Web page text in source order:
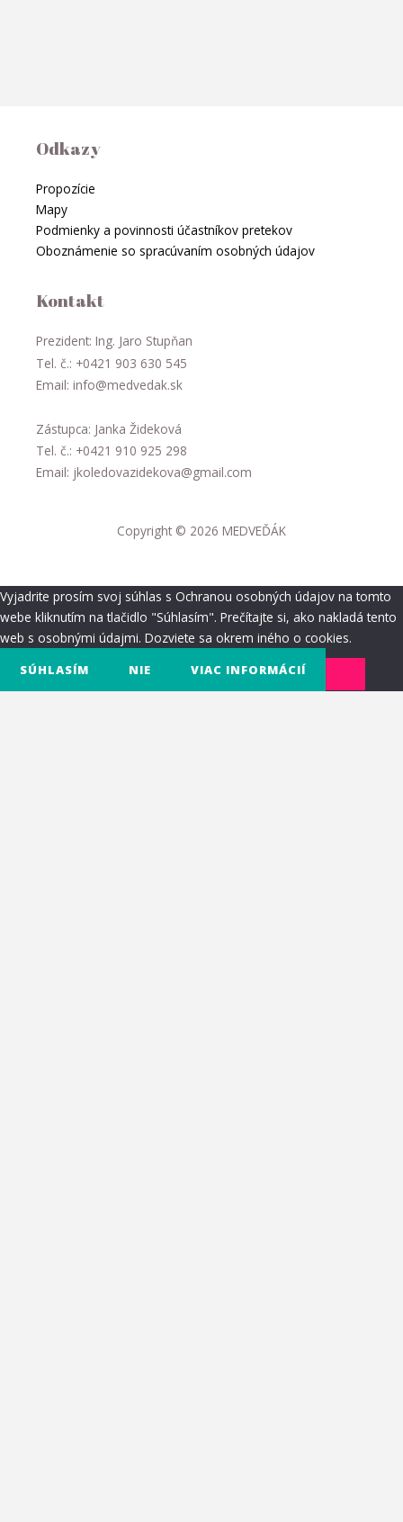
Odkazy
Propozície
Mapy
Podmienky a povinnosti účastníkov pretekov
Oboznámenie so spracúvaním osobných údajov
Kontakt
Prezident: Ing. Jaro Stupňan
Tel. č.: +0421 903 630 545
Email: info@medvedak.sk
Zástupca: Janka Žideková
Tel. č.: +0421 910 925 298
Email: jkoledovazidekova@gmail.com
Copyright © 2026 MEDVEĎÁK
Vyjadrite prosím svoj súhlas s Ochranou osobných údajov na tomto
webe kliknutím na tlačidlo "Súhlasím". Prečítajte si, ako nakladá tento
web s osobnými údajmi. Dozviete sa okrem iného o cookies.
SÚHLASÍM NIE VIAC INFORMÁCIÍ